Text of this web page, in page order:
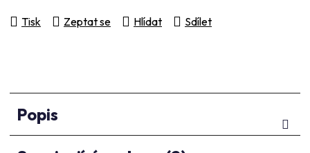
Tisk Zeptat se Hlídat Sdílet
Popis